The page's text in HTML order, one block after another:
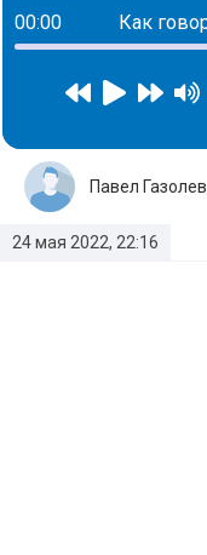
00:00 Как
24 мая 2022, 22:16
Павел Газолев